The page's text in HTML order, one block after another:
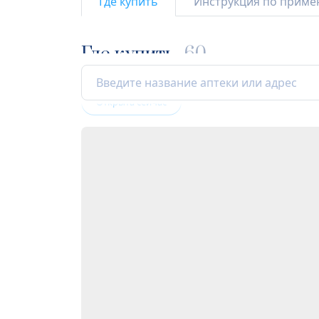
Где купить 60
Открыта сейчас